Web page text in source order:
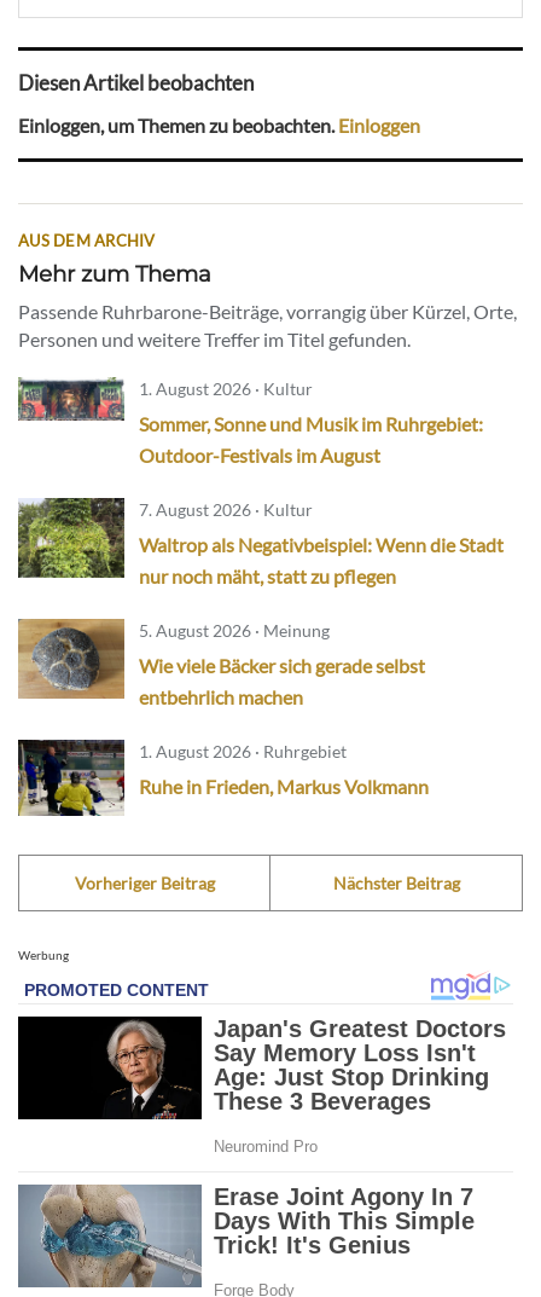
Diesen Artikel beobachten
Einloggen, um Themen zu beobachten.Einloggen
AUS DEM ARCHIV
Mehr zum Thema
Passende Ruhrbarone-Beiträge, vorrangig über Kürzel, Orte,
Personen und weitere Treffer im Titel gefunden.
1. August 2026 · Kultur
Sommer, Sonne und Musik im Ruhrgebiet:
Outdoor-Festivals im August
7. August 2026 · Kultur
Waltrop als Negativbeispiel: Wenn die Stadt
nur noch mäht, statt zu pflegen
5. August 2026 · Meinung
Wie viele Bäcker sich gerade selbst
entbehrlich machen
1. August 2026 · Ruhrgebiet
Ruhe in Frieden, Markus Volkmann
Vorheriger Beitrag Nächster Beitrag
Werbung